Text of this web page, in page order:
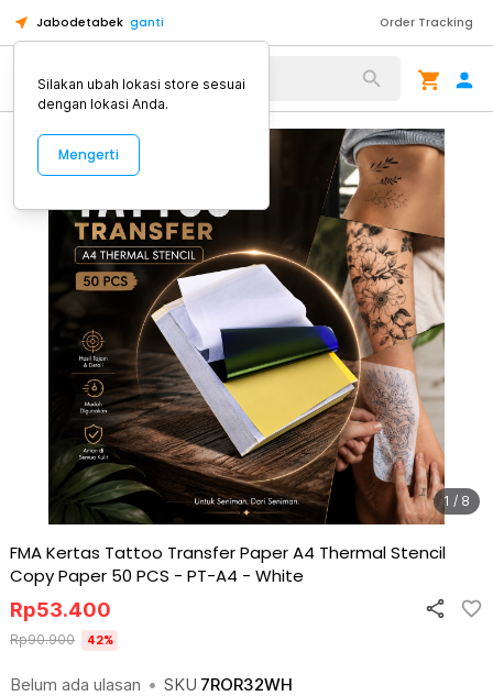
Jabodetabek ganti Order Tracking
Alat Kopi
1 / 8
FMA Kertas Tattoo Transfer Paper A4 Thermal Stencil
Copy Paper 50 PCS - PT-A4 - White
Belum ada ulasan • SKU 7ROR32WH
Rp53.400
Rp90.900 42%
Silakan ubah lokasi store sesuai
dengan lokasi Anda.
Mengerti